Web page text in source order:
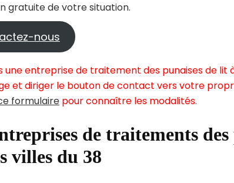
gratuite de votre situation.
nous
une entreprise de traitement des punaises de lit
et diriger le bouton de contact vers votre
formulaire pour connaître les modalités.
de traitements
villes du 38